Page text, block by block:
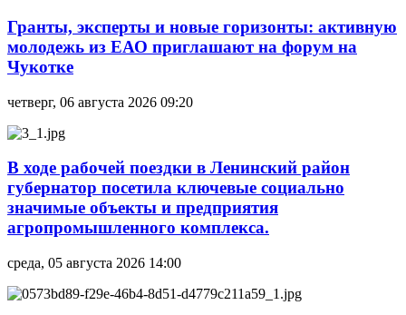
Гранты, эксперты и новые горизонты: активную
молодежь из ЕАО приглашают на форум на
Чукотке
четверг, 06 августа 2026 09:20
В ходе рабочей поездки в Ленинский район
губернатор посетила ключевые социально
значимые объекты и предприятия
агропромышленного комплекса.
среда, 05 августа 2026 14:00